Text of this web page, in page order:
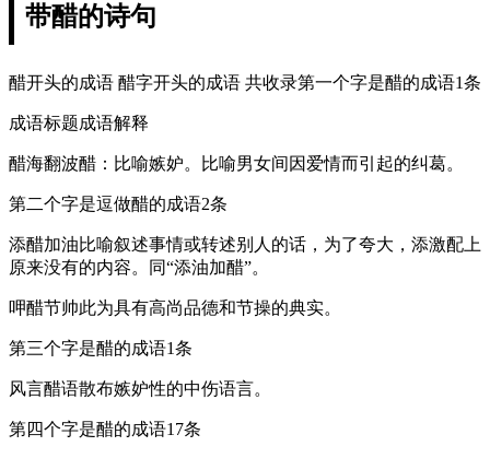
带醋的诗句
醋开头的成语 醋字开头的成语 共收录第一个字是醋的成语1条
成语标题成语解释
醋海翻波醋：比喻嫉妒。比喻男女间因爱情而引起的纠葛。
第二个字是逗做醋的成语2条
添醋加油比喻叙述事情或转述别人的话，为了夸大，添激配上
原来没有的内容。同“添油加醋”。
呷醋节帅此为具有高尚品德和节操的典实。
第三个字是醋的成语1条
风言醋语散布嫉妒性的中伤语言。
第四个字是醋的成语17条